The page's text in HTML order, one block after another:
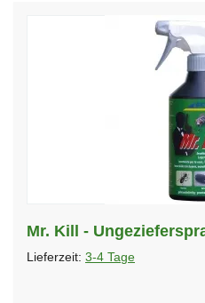
Mr. Kill -
Lieferzeit: 3-4 Tage